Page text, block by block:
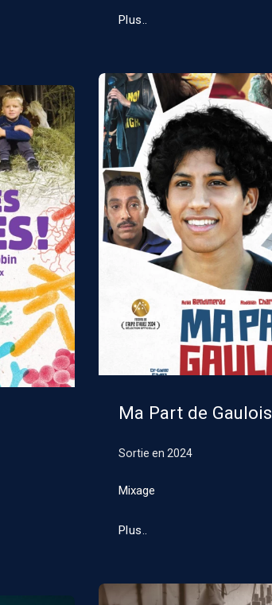
Plus..
Ma Part de Gaulois
Sortie en 2024
Mixage
Plus..